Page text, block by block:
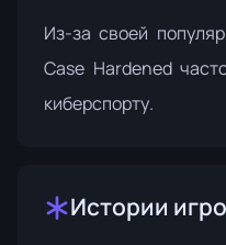
Из-за своей
Case Hardened
киберспорту.
Истории